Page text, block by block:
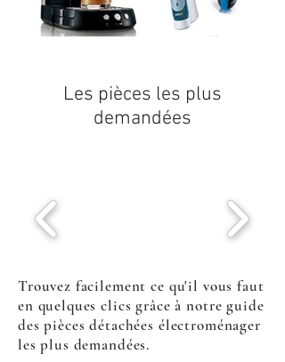
Les pièces les plus
demandées
Trouvez facilement ce qu'il vous faut
en quelques clics grâce à notre guide
des pièces détachées électroménager
les plus demandées.